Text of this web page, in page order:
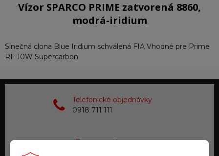
Vízor SPARCO PRIME zatvorená 8860,
modrá-iridium
Slnečná clona Blue Iridium schválená FIA Vhodné pre Prime
RF-10W Supercarbon
Telefonické objednávky
0918 711 111
Doprava zadarmo